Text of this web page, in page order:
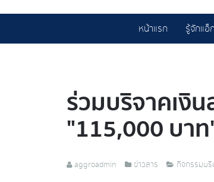
หน้าแรก รู้จักแอ็
ร่วมบริจาคเงิ
"115,000 บา
aggroadmin ข่าวสาร กิจกรรมบ